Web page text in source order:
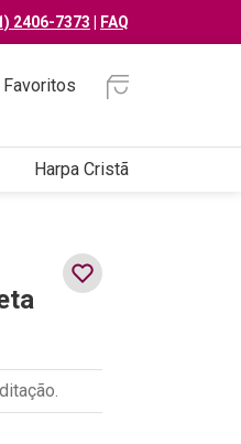
2406-7373 FAQ
Favoritos
Harpa Cristã